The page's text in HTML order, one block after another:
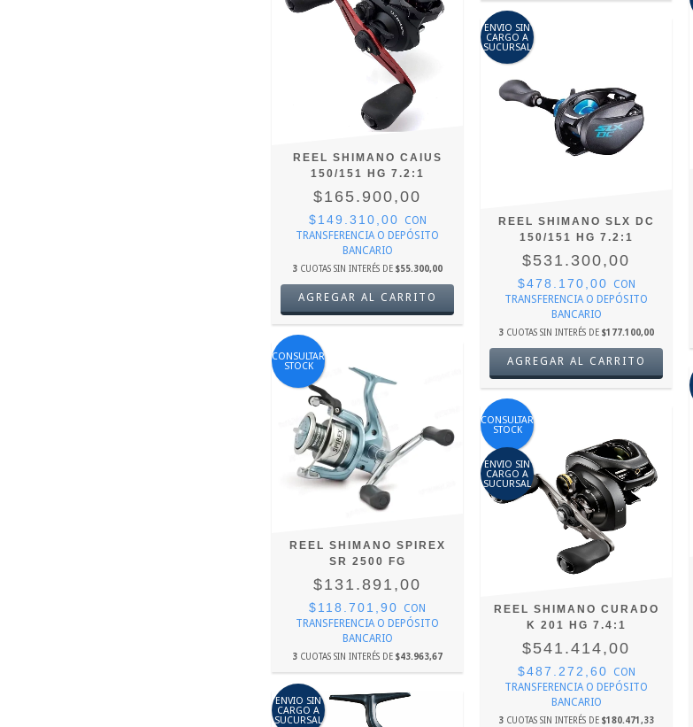
REEL SHIMANO CAIUS
150/151 HG 7.2:1
$165.900,00
$149.310,00
CON
TRANSFERENCIA O DEPÓSITO
BANCARIO
3 CUOTAS SIN INTERÉS DE$55.300,00
AGREGAR AL CARRITO
ENVIO SIN
CARGO A
SUCURSAL
REEL SHIMANO SLX DC
150/151 HG 7.2:1
$531.300,00
$478.170,00
CON
TRANSFERENCIA O DEPÓSITO
BANCARIO
3 CUOTAS SIN INTERÉS DE$177.100,00
AGREGAR AL CARRITO
CONSULTAR
STOCK
REEL SHIMANO SPIREX
SR 2500 FG
$131.891,00
$118.701,90
CON
TRANSFERENCIA O DEPÓSITO
BANCARIO
3 CUOTAS SIN INTERÉS DE$43.963,67
CONSULTAR
STOCK
ENVIO SIN
CARGO A
SUCURSAL
REEL SHIMANO CURADO
K 201 HG 7.4:1
$541.414,00
$487.272,60
CON
TRANSFERENCIA O DEPÓSITO
BANCARIO
3 CUOTAS SIN INTERÉS DE$180.471,33
ENVIO SIN
CARGO A
SUCURSAL